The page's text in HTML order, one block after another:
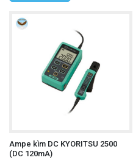
Ampe kìm DC KYORITSU 2500
(DC 120mA)